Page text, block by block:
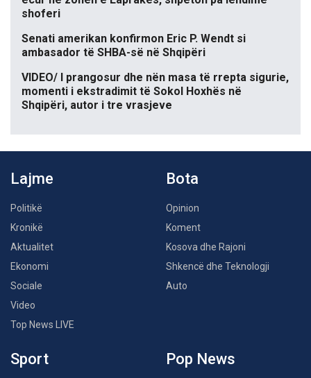
shoferi
Senati amerikan konfirmon Eric P. Wendt si
ambasador të SHBA-së në Shqipëri
VIDEO/ I prangosur dhe nën masa të rrepta sigurie,
momenti i ekstradimit të Sokol Hoxhës në
Shqipëri, autor i tre vrasjeve
Lajme
Politikë
Kronikë
Aktualitet
Ekonomi
Sociale
Video
Top News LIVE
Bota
Opinion
Koment
Kosova dhe Rajoni
Shkencë dhe Teknologji
Auto
Sport Pop News